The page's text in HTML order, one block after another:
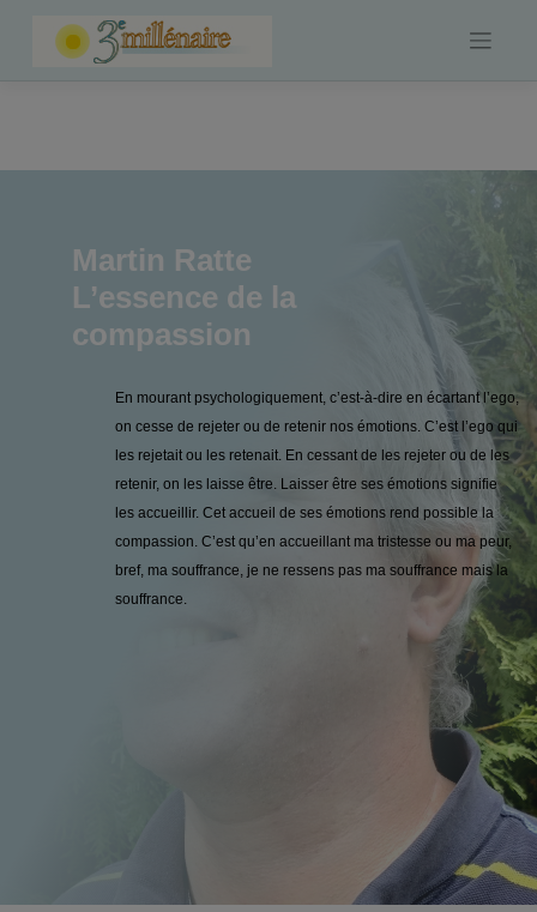
Martin Ratte
L’essence de la
compassion
En mourant psychologiquement, c’est-à-dire en écartant l’ego,
on cesse de rejeter ou de retenir nos émotions. C’est l’ego qui
les rejetait ou les retenait. En cessant de les rejeter ou de les
retenir, on les laisse être. Laisser être ses émotions signifie
les accueillir. Cet accueil de ses émotions rend possible la
compassion. C’est qu’en accueillant ma tristesse ou ma peur,
bref, ma souffrance, je ne ressens pas ma souffrance mais la
souffrance.